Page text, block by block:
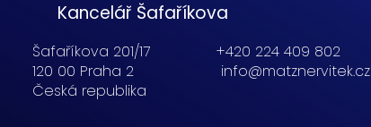
Kancelář Šafaříkova
Šafaříkova 201/17
120 00 Praha 2
Česká republika
+420 224 409 802
info@matznervitek.cz